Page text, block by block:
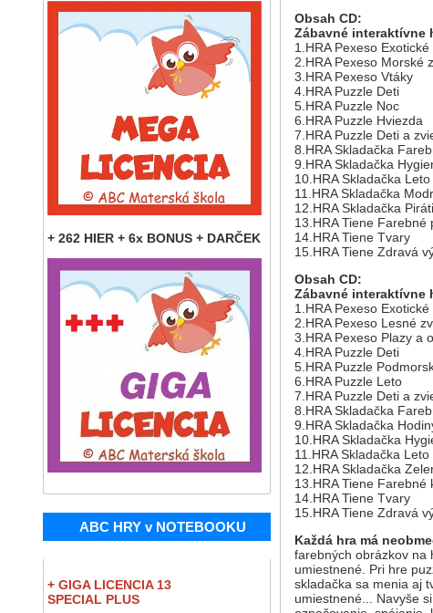
+ 262 HIER + 6x BONUS + DARČEK
ABC HRY v NOTEBOOKU
+ GIGA LICENCIA 13
SPECIAL PLUS
Obsah CD:
Zábavné interaktívne
1.HRA Pexeso
2.HRA Pexeso Morské
3.HRA Pexeso Vtáky
4.HRA Puzzle Deti
5.HRA Puzzle Noc
6.HRA Puzzle Hviezda
7.HRA Puzzle Deti a
8.HRA Skladačka
9.HRA Skladačka
10.HRA Skladačka Leto
11.HRA Skladačka
12.HRA Skladačka Piráti
13.HRA Tiene Farebné
14.HRA Tiene Tvary
15.HRA Tiene Zdravá
Obsah CD:
Zábavné interaktívne
1.HRA Pexeso
2.HRA Pexeso Lesné
3.HRA Pexeso Plazy a
4.HRA Puzzle Deti
5.HRA Puzzle
6.HRA Puzzle Leto
7.HRA Puzzle Deti a
8.HRA Skladačka
9.HRA Skladačka
10.HRA Skladačka
11.HRA Skladačka Leto
12.HRA Skladačka
13.HRA Tiene Farebné
14.HRA Tiene Tvary
15.HRA Tiene Zdravá
Každá hra má
farebných obrázkov na
umiestnené. Pri hre
skladačka sa menia aj
umiestnené... Navyše